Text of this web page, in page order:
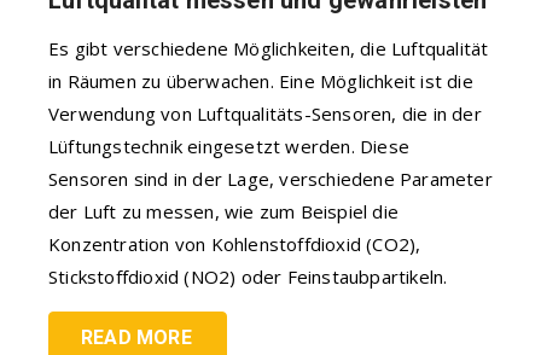
Es gibt verschiedene Möglichkeiten, die Luftqualität
in Räumen zu überwachen. Eine Möglichkeit ist die
Verwendung von Luftqualitäts-Sensoren, die in der
Lüftungstechnik eingesetzt werden. Diese
Sensoren sind in der Lage, verschiedene Parameter
der Luft zu messen, wie zum Beispiel die
Konzentration von Kohlenstoffdioxid (CO2),
Stickstoffdioxid (NO2) oder Feinstaubpartikeln.
READ MORE